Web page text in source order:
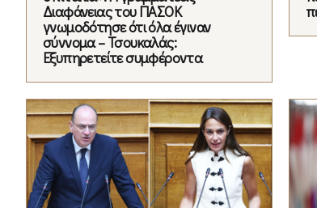
Διαφάνειας του ΠΑΣΟΚ
γνωμοδότησε ότι όλα έγιναν
σύννομα – Τσουκαλάς:
Εξυπηρετείτε συμφέροντα